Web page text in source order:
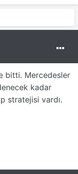
bitti. Mercedesler
kadar
stratejisi vardı.